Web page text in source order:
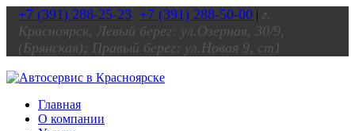
+7 (391) 288-25-23 +7 (391) 288-50-00 | г.
Красноярск, Левый берег: ул.Озерная, 30/9,
(Брянская); Правый берег: ул.Новая 9, ст1
Главная
О компании